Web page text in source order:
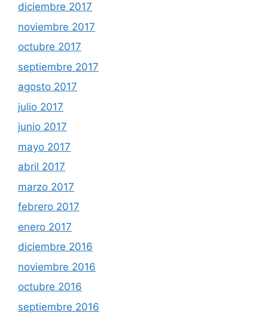
diciembre 2017
noviembre 2017
octubre 2017
septiembre 2017
agosto 2017
julio 2017
junio 2017
mayo 2017
abril 2017
marzo 2017
febrero 2017
enero 2017
diciembre 2016
noviembre 2016
octubre 2016
septiembre 2016